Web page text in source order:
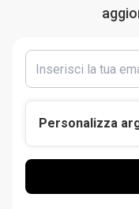
Personalizza